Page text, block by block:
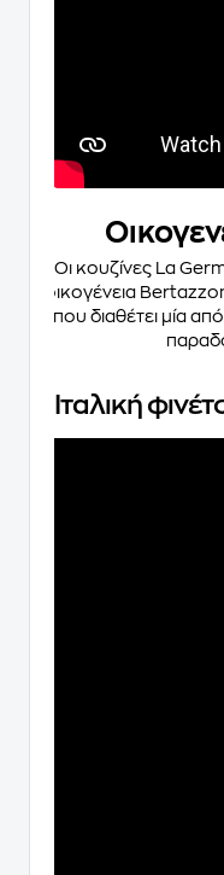
Οι κουζίνες La
οικογένεια
που διαθέτει μία
Ιταλική